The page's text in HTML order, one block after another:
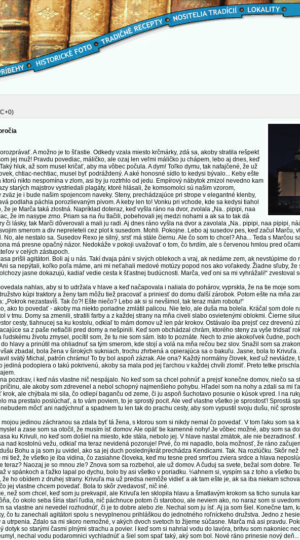
A možno je to šťastie. Odkedy vzala miesto krčmárky, zdá sa, akoby stratila rešpekt
jej muž! Pravdu povediac, máličko, ale ozaj len veľmi máličko ju chápem, lebo aj dnes, keď
hluk, až som musel kričať, aby ma vôbec počula. A dym! Toľko dymu, tak nafajčené, že už
chtiac-nechtiac, musel byť podráždený. A aké honosné sídlo to kedysi bývalo... Keby ešte
nikto nespomína v zlom, asi by ju roztrhlo od jedu. Empírový nábytok zmizol nevedno kam
starých majstrov vystriedali plagáty, ktoré hlásali, že komsomolci sú našim vzorom,
je i bude našim spojencom naveky. Steny, prechádzajúce pri strope v elegantné klenby,
podlaha páchla porozlievaným pivom. A keby len to! Vonku pri vchode, kde sa kedysi tiahol
že je Marča taká zlostná. Napríklad doteraz, keď vyšla ráno na dvor, zvolala „Na.. pipipi, naa
že im nasype zrno. Priam sa na ňu tlačili, pobehovali jej medzi nohami a ak sa to tak dá
či lásky, tak Marči dôverovali a mali ju radi. Aj dnes ráno vyšla na dvor a zavolala „Na.. pipipi, naa pipipi,
smerom a div nepreleteli cez plot k susedom. Mohli. Pokojne. Lebo aj susedov pes, keď začul Marču,
ale nestalo sa. Susedov Rexo je silný, srsť má stále čiernu. Ale čo som to chcel? Aha... Teda s Marčou
má presne opačný názor. Nedokáže v pokoji uvažovať o tom, čo tvrdím, ale s červenou hmlou pred
v celých zástupoch.
prišli agitátori. Boli aj u nás. Takí dvaja páni v sivých oblekoch a vraj, ak nedáme zem, ak nevstúpime do
sa nepýtali, koľko poľa máme, ani mi neťahali medové motúzy popod nos ako voľakedy. Žiadne sľuby, že
jasne dokazujú, kadiaľ vedie cesta k šťastnej budúcnosti. Marča, veď oni sa mi vyhrážali!“ zvestoval
nahlas, aby si to udržala v hlave a keď načapovala i naliala do pohárov, vyprskla, že na tie moje
kúpi traktory a ženy tam môžu tiež pracovať a priniesť do domu ďalší zárobok. Potom ešte na mňa
nezastavíš. Tak čo?! Ešte niečo? Lebo ak si si nevšimol, tak teraz mám robotu!“
ako to povedať - akoby ma niekto poriadne zmlátil palicou. Nie telo, ale duša ma bolela. Kráčal som dole
v tmu. Domy sa zmenili, stratili farby a z každej strany na mňa civeli slabo osvietenými oblokmi. Čierne
cesty, tiahnucej sa ku kostolu, odkiaľ to mám domov už len pár krokov. Ostávalo iba prejsť cez drevenú
sa z paše netlačili pred domy a nešpinili. Keď som obchádzal chrám, ktorého steny za vyše tridsať
životu zmysel, pocítil som, že tu nie som sám. Isto to poznáte. Nech to znie akokoľvek čudne,
hlavy a prinútil ma ohliadnuť sa tým smerom, kde stojí a volá na mňa rečou bez slov. Snažil som sa
zbadal, bola žena v širokých sukniach, trochu zhrbená a opierajúca sa o bakuľu. Jasne, bola to Krivuľa.
svätý Michal, patrón chrámu! To by bol aspoň zázrak. Ale ona? Každý normálny človek, keď už nevládze,
jediná podopiera o takú pokrivenú, akoby sa mala pod jej ťarchou v každej chvíli zlomiť. Preto tetke
i keď nás vlastne nič nespájalo. No keď som sa chcel pohnúť a prejsť konečne domov, niečo sa
ale akoby som zdrevenel a nebol schopný najmenšieho pohybu. Hľadel som na nohy a zdali sa mi
ale chýbala mi sila, čo odlepí baganču od zeme, či ju aspoň šuchotavo posunie o kúsok vpred. I na
ma prestalo poslúchať, a to vám poviem, to je sprostý pocit. Ale veď vlastne všetko je sprostosť! Sprostá
môcť ani nadýchnuť a spadnem tu len tak do prachu cesty, aby som vypustil svoju dušu, nič
jedinou záchranou sa zdala byť tá žena, s ktorou som si nikdy nemal čo povedať. V tom ľaku som sa
a zase som sa otočil, že musím ísť domov. Ale opäť tie kamenné nohy! Je vôbec možné, aby som sa
ku Krivuli, no keď som došiel na miesto, kde stála, nebolo jej. V hlave nastal zmätok, ale nie bezradnosť.
nad kostolnú vežu, odkiaľ ma teraz nevidená pozoruje! Prvé, čo mi napadlo, bola možnosť, že ráno
Bohu a ja som ju uvidel, ako sa jej duch poslednýkrát prechádza Kendicami. Tak. Na rozlúčku. Skôr
tiež, že všetko je iba vidina, čo zasiahne človeka, keď mu tesne pred smrťou zviera srdce a hlava
teraz? Naozaj je so mnou zle? Znova som sa rozbehol, ale už domov. A čuduj sa svete, bežal som dobre.
v spánkoch a ťažko lapal po dychu, bolo by asi všetko v poriadku. ¼ahnem si, vyspím sa z toho a všetko
ho obídem z druhej strany. Krivuľa ma už predsa nemôže vidieť a ak tam ešte je, ak sa iba niekam
jej vlastne chcem povedať. Bola to skôr zvedavosť, nič iné.
než som chcel, keď som ju prekvapil, ale Krivuľa len sklopila hlavu a šmatlavým krokom sa ticho sunula
čo okolo seba šíria starí ľudia, nič páchnuce potom či starobou, ale neviem ako, no naraz som si
sa vlastne ani nevedel rozhodnúť, či je to dobre alebo zle. Nechal som ju ísť. Aj ja som šiel. Konečne tam,
tu zanechali agitátori spolu s nevyplnenou prihláškou do jednotného roľníckeho družstva. Jedno z
utrpenia. Zdalo sa mi skoro nemožné, v akých dvoch svetoch to žijeme súčasne. Marča má asi pravdu.
dotyk so starými časmi plnými strachu a povier. I keď som si nahrial vodu do lavóra, britvu som nakoniec
nechal vodu podaromnici vychladnúť a šiel som spať taký, aký som bol. Nové ráno prinesie nový deň...